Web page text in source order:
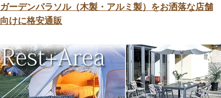
ガーデンパラソル（木製・アルミ製）をお洒落な店舗
向けに格安通販